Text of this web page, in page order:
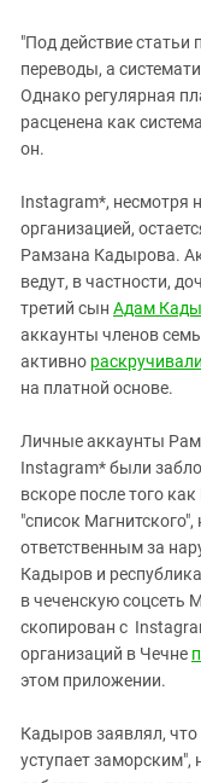
"Под действие
переводы, а
Однако регулярная
расценена как
он.
Instagram*, несмотря
организацией,
Рамзана Кадырова.
ведут, в частности,
третий сын Адам
аккаунты членов
активно
на платной основе.
Личные аккаунты
Instagram* были
вскоре после того
"список
ответственным за
Кадыров и
в чеченскую соцсеть
скопирован с
организаций в Чечне
этом приложении.
Кадыров заявлял, что
уступает заморским",